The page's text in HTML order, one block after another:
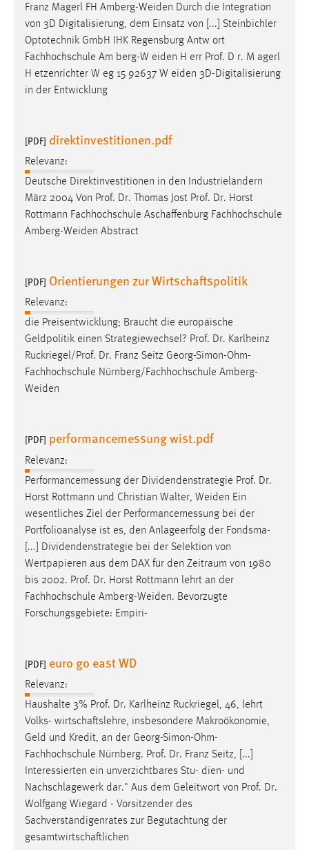
Franz Magerl FH Amberg-Weiden Durch die Integration
von 3D Digitalisierung, dem Einsatz von [...] Steinbichler
Optotechnik GmbH IHK Regensburg Antw ort
Fachhochschule Am berg-W eiden H err Prof. D r. M agerl
H etzenrichter W eg 15 92637 W eiden 3D-Digitalisierung
in der Entwicklung
[PDF] direktinvestitionen.pdf
Relevanz:
Deutsche Direktinvestitionen in den Industrieländern
März 2004 Von Prof. Dr. Thomas Jost Prof. Dr. Horst
Rottmann Fachhochschule Aschaffenburg Fachhochschule
Amberg-Weiden Abstract
[PDF] Orientierungen zur Wirtschaftspolitik
Relevanz:
die Preisentwicklung; Braucht die europäische
Geldpolitik einen Strategiewechsel? Prof. Dr. Karlheinz
Ruckriegel/Prof. Dr. Franz Seitz Georg-Simon-Ohm-
Fachhochschule Nürnberg/Fachhochschule Amberg-
Weiden
[PDF] performancemessung wist.pdf
Relevanz:
Performancemessung der Dividendenstrategie Prof. Dr.
Horst Rottmann und Christian Walter, Weiden Ein
wesentliches Ziel der Performancemessung bei der
Portfolioanalyse ist es, den Anlageerfolg der Fondsma-
[...] Dividendenstrategie bei der Selektion von
Wertpapieren aus dem DAX für den Zeitraum von 1980
bis 2002. Prof. Dr. Horst Rottmann lehrt an der
Fachhochschule Amberg-Weiden. Bevorzugte
Forschungsgebiete: Empiri-
[PDF] euro go east WD
Relevanz:
Haushalte 3% Prof. Dr. Karlheinz Ruckriegel, 46, lehrt
Volks- wirtschaftslehre, insbesondere Makroökonomie,
Geld und Kredit, an der Georg-Simon-Ohm-
Fachhochschule Nürnberg. Prof. Dr. Franz Seitz, [...]
Interessierten ein unverzichtbares Stu- dien- und
Nachschlagewerk dar." Aus dem Geleitwort von Prof. Dr.
Wolfgang Wiegard - Vorsitzender des
Sachverständigenrates zur Begutachtung der
gesamtwirtschaftlichen
EXTERNE MEDIEN
Um Inhalte von Videoplattformen und Social Media
Plattformen anzeigen zu können, werden von diesen
externen Medien Cookies gesetzt.
YouTube
Vimeo